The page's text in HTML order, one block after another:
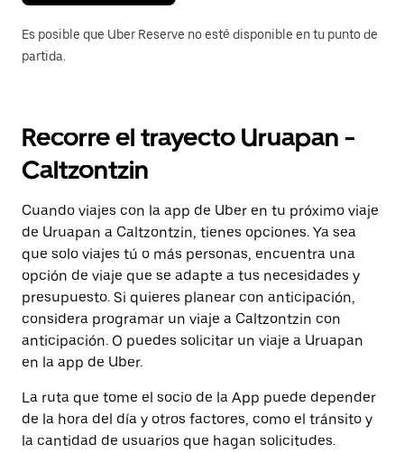
Es posible que Uber Reserve no esté disponible en tu punto de
partida.
Recorre el trayecto Uruapan -
Caltzontzin
Cuando viajes con la app de Uber en tu próximo viaje
de Uruapan a Caltzontzin, tienes opciones. Ya sea
que solo viajes tú o más personas, encuentra una
opción de viaje que se adapte a tus necesidades y
presupuesto. Si quieres planear con anticipación,
considera programar un viaje a Caltzontzin con
anticipación. O puedes solicitar un viaje a Uruapan
en la app de Uber.
La ruta que tome el socio de la App puede depender
de la hora del día y otros factores, como el tránsito y
la cantidad de usuarios que hagan solicitudes.